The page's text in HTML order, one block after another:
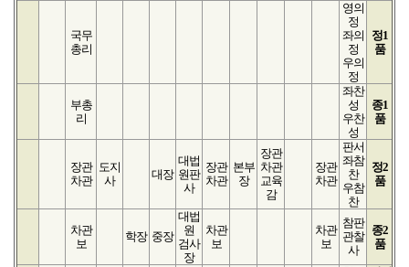
국무
총리
영의
정
좌의
정
우의
정
정1
품
부총
리
좌찬
성
우찬
성
종1
품
장관
차관
도지
사
대장
대법
원판
사
장관
차관
본부
장
장관
차관
교육
감
장관
차관
판서
좌참
찬
우참
찬
정2
품
차관
보
학장 중장
대법
원
검사
장
차관
보
차관
보
참판
관찰
사
종2
품